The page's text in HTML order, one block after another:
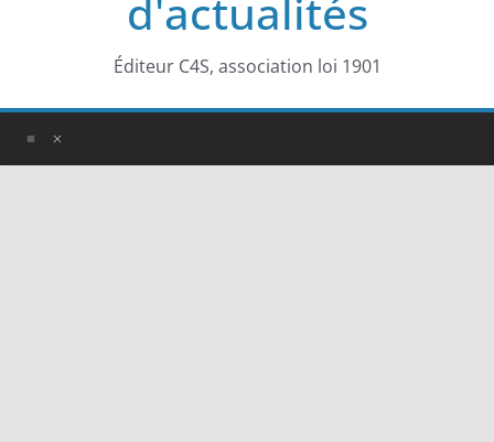
d'actualités
Éditeur C4S, association loi 1901